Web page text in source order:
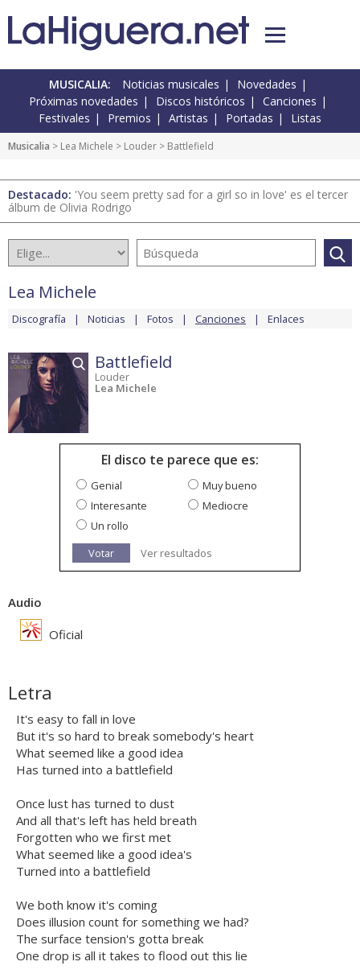
MUSICALIA: Noticias musicales
Novedades
Próximas novedades
Discos históricos
Canciones
Festivales
Premios Artistas Portadas Listas
Musicalia > Lea Michele > Louder > Battlefield
Destacado: 'You seem pretty sad for a girl so in love' es el tercer
álbum de Olivia Rodrigo
Lea Michele
Discografía Noticias Fotos Canciones Enlaces
Battlefield
Louder
Lea Michele
El disco te parece que es:
Genial
Muy bueno
Interesante
Mediocre
Un rollo
Votar
Ver resultados
Audio
Oficial
Letra
It's easy to fall in love
But it's so hard to break somebody's heart
What seemed like a good idea
Has turned into a battlefield
Once lust has turned to dust
And all that's left has held breath
Forgotten who we first met
What seemed like a good idea's
Turned into a battlefield
We both know it's coming
Does illusion count for something we had?
The surface tension's gotta break
One drop is all it takes to flood out this lie